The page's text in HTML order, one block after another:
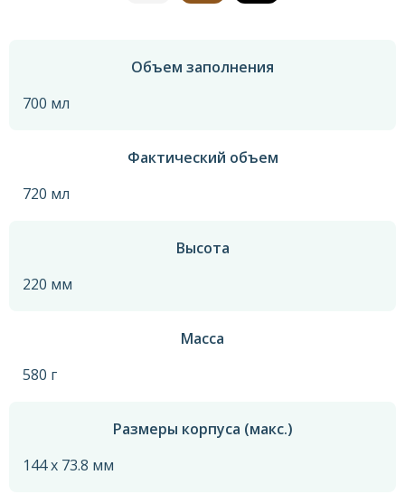
Объем заполнения
700 мл
Фактический объем
720 мл
Высота
220 мм
Масса
580 г
Размеры корпуса (макс.)
144 x 73.8 мм